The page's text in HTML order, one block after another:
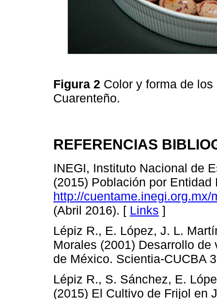
Figura 2 Color y forma de
Cuarenteño.
REFERENCIAS
INEGI, Instituto Nacional de
(2015) Población por Entidad
http://
(Abril 2016). [ Links ]
Lépiz R., E. López, J. L.
Morales (2001) Desarrollo
de México. Scientia-CUCBA
Lépiz R., S. Sánchez, E.
(2015) El Cultivo de Frijol en